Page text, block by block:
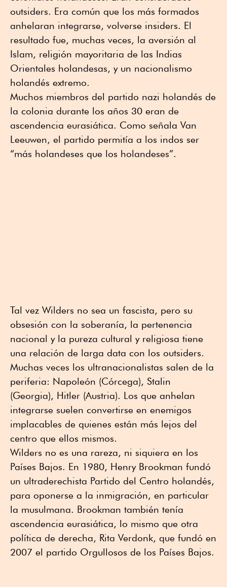
outsiders. Era común que los más formados
anhelaran integrarse, volverse insiders. El
resultado fue, muchas veces, la aversión al
Islam, religión mayoritaria de las Indias
Orientales holandesas, y un nacionalismo
holandés extremo.
Muchos miembros del partido nazi holandés de
la colonia durante los años 30 eran de
ascendencia eurasiática. Como señala Van
Leeuwen, el partido permitía a los indos ser
“más holandeses que los holandeses”.
Tal vez Wilders no sea un fascista, pero su
obsesión con la soberanía, la pertenencia
nacional y la pureza cultural y religiosa tiene
una relación de larga data con los outsiders.
Muchas veces los ultranacionalistas salen de la
periferia: Napoleón (Córcega), Stalin
(Georgia), Hitler (Austria). Los que anhelan
integrarse suelen convertirse en enemigos
implacables de quienes están más lejos del
centro que ellos mismos.
Wilders no es una rareza, ni siquiera en los
Países Bajos. En 1980, Henry Brookman fundó
un ultraderechista Partido del Centro holandés,
para oponerse a la inmigración, en particular
la musulmana. Brookman también tenía
ascendencia eurasiática, lo mismo que otra
política de derecha, Rita Verdonk, que fundó en
2007 el partido Orgullosos de los Países Bajos.